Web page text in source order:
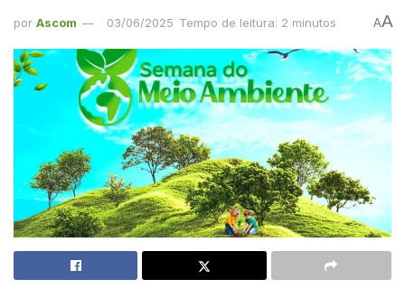
por Ascom 03/06/2025 Tempo de leitura: 2 minutos AA